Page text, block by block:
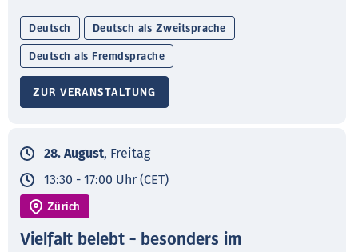
Deutsch Deutsch als Zweitsprache
Deutsch als Fremdsprache
ZUR VERANSTALTUNG
28. August, Freitag
13:30 - 17:00 Uhr (CET)
Zürich
Vielfalt belebt - besonders im